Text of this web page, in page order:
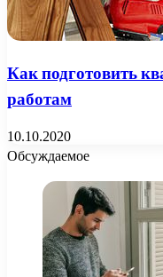
Как подготовить
работам
10.10.2020
Обсуждаемое